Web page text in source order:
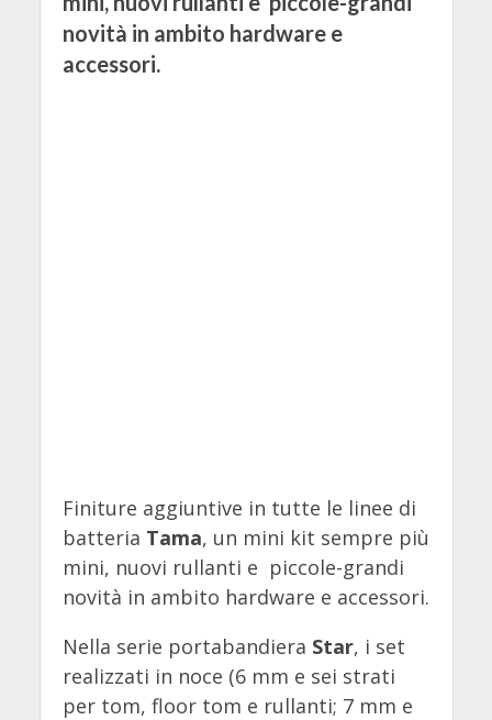
novità in ambito hardware e
accessori.
Finiture aggiuntive in tutte le linee di
batteria Tama, un mini kit sempre più
mini, nuovi rullanti e piccole-grandi
novità in ambito hardware e accessori.
Nella serie portabandiera Star, i set
realizzati in noce (6 mm e sei strati
per tom, floor tom e rullanti; 7 mm e